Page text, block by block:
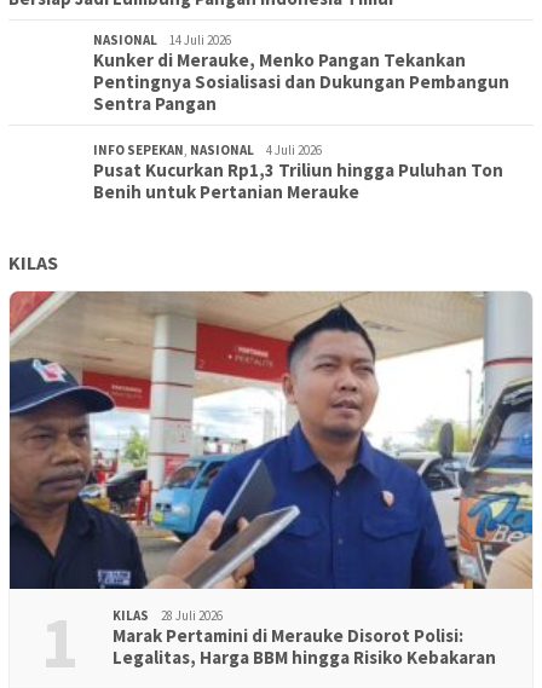
NASIONAL 14 Juli 2026
Kunker di Merauke, Menko Pangan Tekankan
Pentingnya Sosialisasi dan Dukungan Pembangun
Sentra Pangan
INFO SEPEKAN, NASIONAL 4 Juli 2026
Pusat Kucurkan Rp1,3 Triliun hingga Puluhan Ton
Benih untuk Pertanian Merauke
KILAS
1 KILAS 28 Juli 2026
Marak Pertamini di Merauke Disorot Polisi:
Legalitas, Harga BBM hingga Risiko Kebakaran